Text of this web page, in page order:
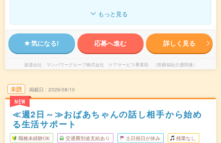
もっと見る
気になる! 応募へ進む 詳しく見る
派遣会社 マンパワーグループ株式会社 ケアサービス事業部 （医療福祉介護関連）
未読
NEW
掲載日 2026/08/10
≪週2日～≫おばあちゃんの話し相手から始め
る生活サポート
職種未経験OK 交通費別途支給あり 土日祝日が休み 残業なし